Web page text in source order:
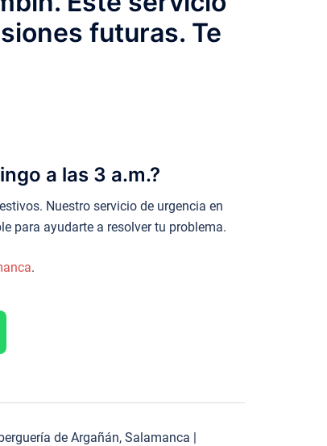
futuras. Te
a las 3 a.m.?
Nuestro servicio de urgencia en
para ayudarte a resolver tu problema.
.
de Argañán, Salamanca |